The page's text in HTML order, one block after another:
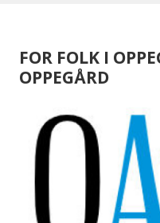
FOR FOLK I
OPPEGÅRD